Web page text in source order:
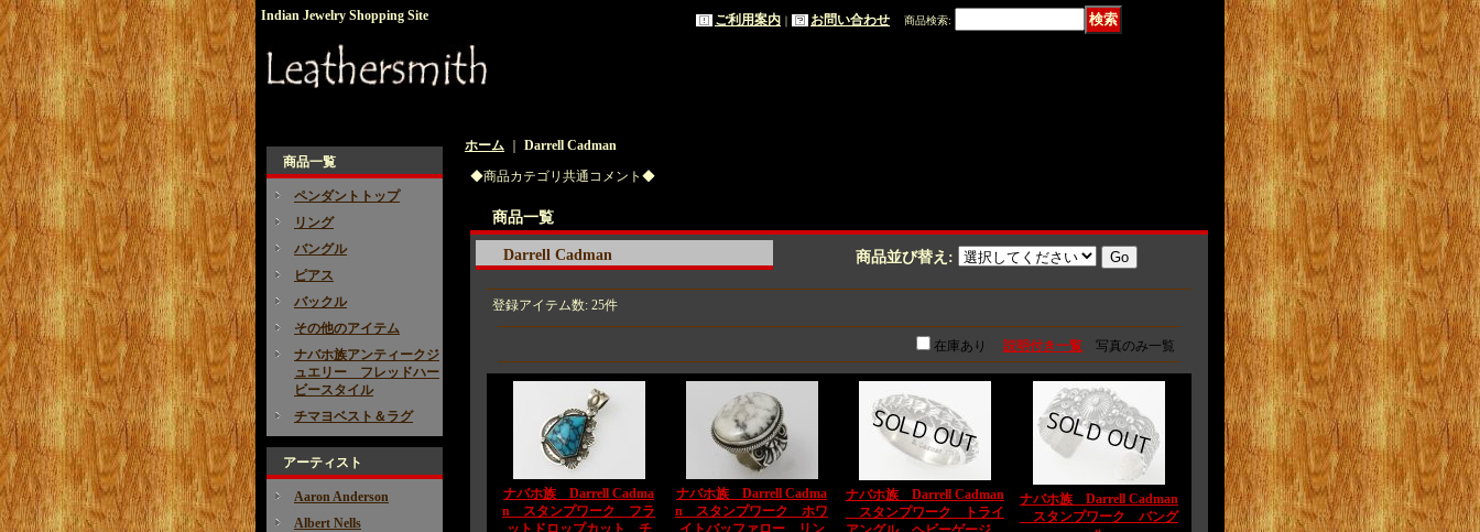
Indian Jewelry Shopping Site ご利用案内 ｜ お問い合わせ 商品検索:
商品一覧
ペンダントトップ
リング
バングル
ピアス
バックル
その他のアイテム
ナバホ族アンティークジ
ュエリー フレッドハー
ビースタイル
チマヨベスト＆ラグ
アーティスト
Aaron Anderson
Albert Nells
ホーム
Darrell Cadman
◆商品カテゴリ共通コメント◆
商品一覧
Darrell Cadman 商品並び替え :
登録アイテム数: 25件
在庫あり 説明付き一覧 写真のみ一覧
ナバホ族 Darrell Cadma
n スタンプワーク フラ
ットドロップカット チ
ナバホ族 Darrell Cadma
n スタンプワーク ホワ
イトバッファロー リン
ナバホ族 Darrell Cadman
スタンプワーク トライ
ナバホ族 Darrell Cadman
スタンプワーク バング